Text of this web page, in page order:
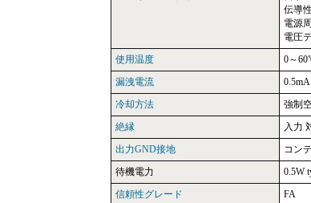
伝導
電源
電圧
使用温度
0～
漏洩電流
冷却方法
強制
絶縁
入力
出力GND接地
コン
待機電力
0.5W
信頼性グレード
FA